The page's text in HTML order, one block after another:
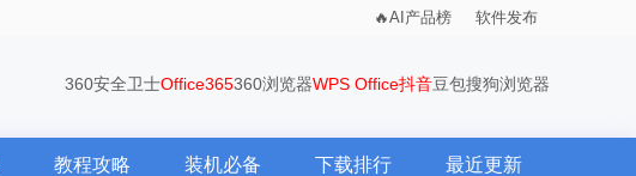
AI产品榜 软件发布
360安全卫士Office365360浏览器WPS Office抖音豆包搜狗浏览器
教程攻略 装机必备 下载排行 最近更新